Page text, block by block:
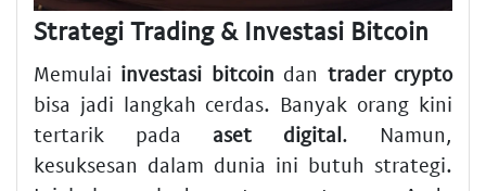
Strategi Trading & Investasi Bitcoin
Memulai investasi bitcoin dan trader crypto
bisa jadi langkah cerdas. Banyak orang kini
tertarik pada aset digital. Namun,
kesuksesan dalam dunia ini butuh strategi.